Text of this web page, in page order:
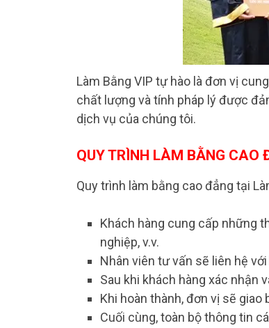
Làm Bằng VIP tự hào là đơn vị
chất lượng và tính pháp lý được
dịch vụ của chúng tôi.
QUY TRÌNH LÀM BẰNG CAO
Quy trình làm bằng cao đẳng tại
Khách hàng cung cấp những
nghiệp, v.v.
Nhân viên tư vấn sẽ liên hệ
Sau khi khách hàng xác nhận
Khi hoàn thành, đơn vị sẽ
Cuối cùng, toàn bộ thông tin